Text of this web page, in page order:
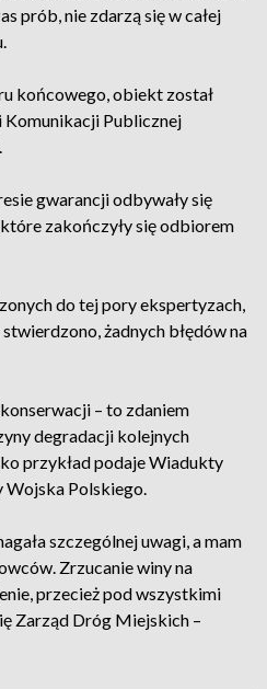
prób, nie zdarzą się w całej
końcowego, obiekt został
Publicznej
gwarancji odbywały się
zakończyły się odbiorem
do tej pory ekspertyzach,
żadnych błędów na
– to zdaniem
degradacji kolejnych
przykład podaje Wiadukty
Wojska Polskiego.
szczególnej uwagi, a mam
Zrzucanie winy na
przecież pod wszystkimi
Zarząd Dróg Miejskich –